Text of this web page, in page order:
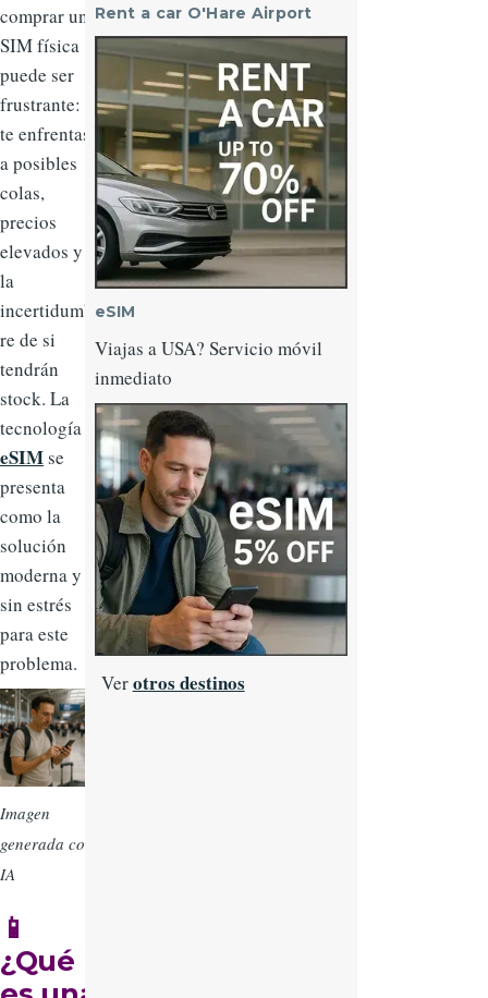
comprar una
SIM física
puede ser
frustrante:
te enfrentas
a posibles
colas,
precios
elevados y
la
incertidumb
re de si
tendrán
stock. La
tecnología
eSIMse
presenta
como la
solución
moderna y
sin estrés
para este
problema.
Imagen
Imagen
generada con
IA
📱
¿Qué
Rent a car O'Hare Airport
Imagen
eSIM
Viajas a USA? Servicio móvil
inmediato
Imagen
Verotros destinos